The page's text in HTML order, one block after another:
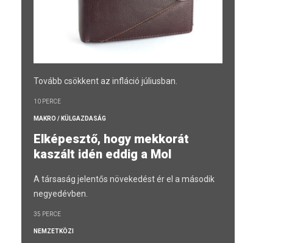
Tovább csökkent az infláció júliusban.
10 PERCE
MAKRO / KÜLGAZDASÁG
Elképesztő, hogy mekkorát
kaszált idén eddig a Mol
A társaság jelentős növekedést ér el a második
negyedévben.
35 PERCE
NEMZETKÖZI